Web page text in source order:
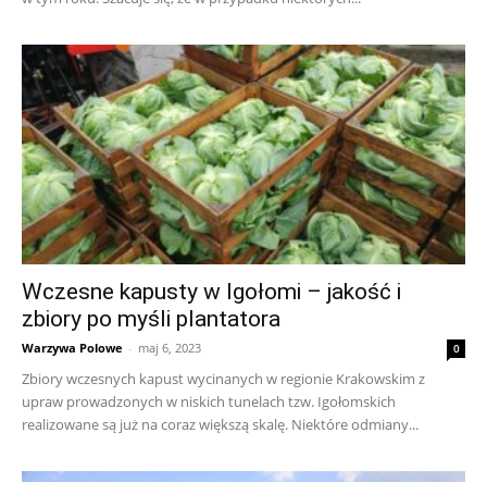
Wczesne kapusty w Igołomi – jakość i
zbiory po myśli plantatora
Warzywa Polowe - maj 6, 2023 0
Zbiory wczesnych kapust wycinanych w regionie Krakowskim z
upraw prowadzonych w niskich tunelach tzw. Igołomskich
realizowane są już na coraz większą skalę. Niektóre odmiany...